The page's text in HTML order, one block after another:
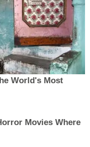
World's Most
Movies Where